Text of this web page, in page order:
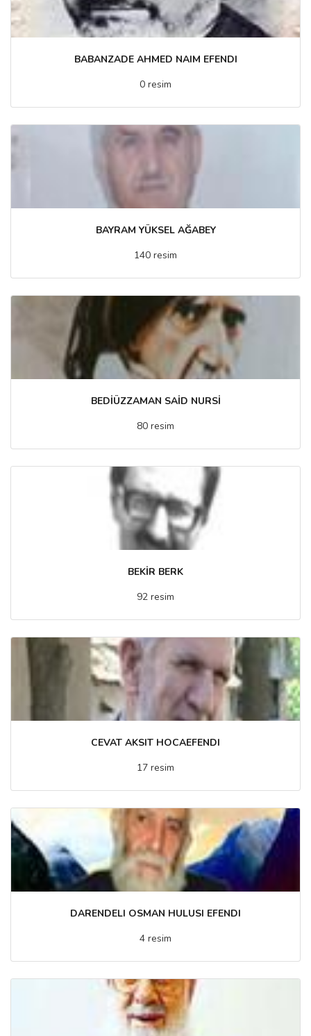
BABANZADE AHMED NAIM EFENDI
0 resim
BAYRAM YÜKSEL AĞABEY
140 resim
BEDİÜZZAMAN SAİD NURSİ
80 resim
BEKİR BERK
92 resim
CEVAT AKSIT HOCAEFENDI
17 resim
DARENDELI OSMAN HULUSI EFENDI
4 resim